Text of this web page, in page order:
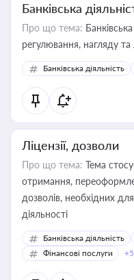
Банківська
Про що тема:
регулювання, нагляду та
Банківська діяльність
Ліцензії, дозволи
Про що тема: Тема
отримання,
дозволів, необхідних
діяльності
Банківська діяльність
Фінансові послуги
+5